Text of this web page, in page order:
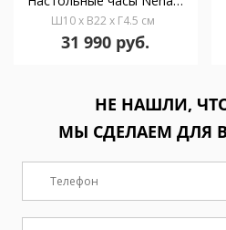
Ш10 x В22 x Г4.5 см
31 990 руб.
НЕ НАШЛИ,
МЫ СДЕЛАЕМ ДЛЯ